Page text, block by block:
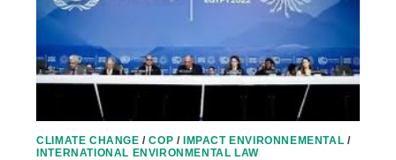
CLIMATE CHANGE /COP /IMPACT ENVIRONNEMENTAL /
INTERNATIONAL ENVIRONMENTAL LAW